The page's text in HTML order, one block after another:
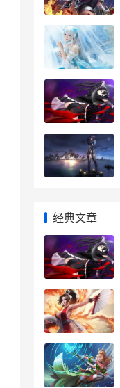
经典文章